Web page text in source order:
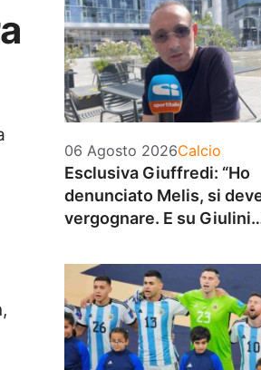
06 Agosto 2026Categorie
Calcio
Esclusiva Giuffredi: “Ho
denunciato Melis, si
vergognare. E su